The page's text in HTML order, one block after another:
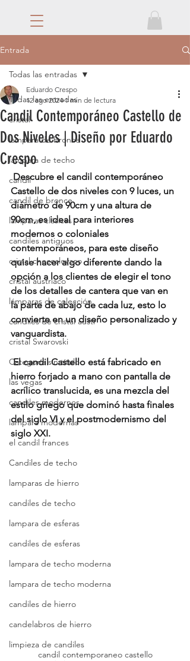
Entrada
Todas las entradas
cristal
lampara de bronce
lampara de techo
candil
candil de bronce
lamparas clásicas
candiles antiguos
cristal checoslovaco
cristal austriaco
lámparas de colección
candiles de cristal austr
cristal Swarovski
Categoría sin título
las vegas
candiles modernos
lampara modernas
el candil frances
Candiles de techo
lamparas de hierro
candiles de techo
lampara de esferas
candiles de esferas
lampara de techo moderna
lampara de techo moderna
candiles de hierro
candelabros de hierro
limpieza de candiles
Todas las entradas
Candil Contemporáneo Castello de
Dos Niveles | Diseño por Eduardo
Crespo
Eduardo Crespo
12 ago 2024 1 min de lectura
Descubre el candil contemporáneo
Castello de dos niveles con 9 luces, un
diámetro de 90cm y una altura de
90cm, es ideal para interiores
modernos o coloniales
contemporáneos, para este diseño
quise hacer algo diferente dando la
opción a los clientes de elegir el tono
de los detalles de cantera que van en
la parte de abajo de cada luz, esto lo
convierte en un diseño personalizado y
vanguardista.
El candil Castello está fabricado en
hierro forjado a mano con pantalla de
acrílico translucida, es una mezcla del
estilo griego que dominó hasta finales
del siglo VI y el postmodernismo del
siglo XXI.
candil contemporaneo castello